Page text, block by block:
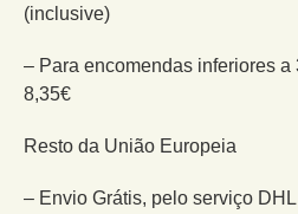
(inclusive)
– Para encomendas inferiores
8,35€
Resto da União Europeia
– Envio Grátis, pelo serviço